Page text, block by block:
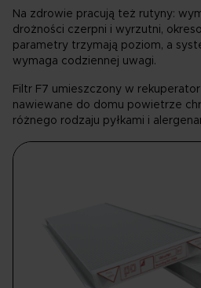
Na zdrowie pracują też rutyny:
drożności czerpni i wyrzutni,
parametry trzymają poziom, a
wymaga codziennej uwagi.
Filtr F7 umieszczony w
nawiewane do domu powietrze
różnego rodzaju pyłkami i